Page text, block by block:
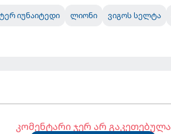
იუნაიტედი ლიონი ვიგოს სელტა
კომენტარი ჯერ არ გაკეთებულა